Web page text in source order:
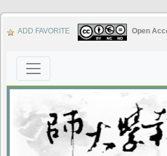
ADD FAVORITE Open